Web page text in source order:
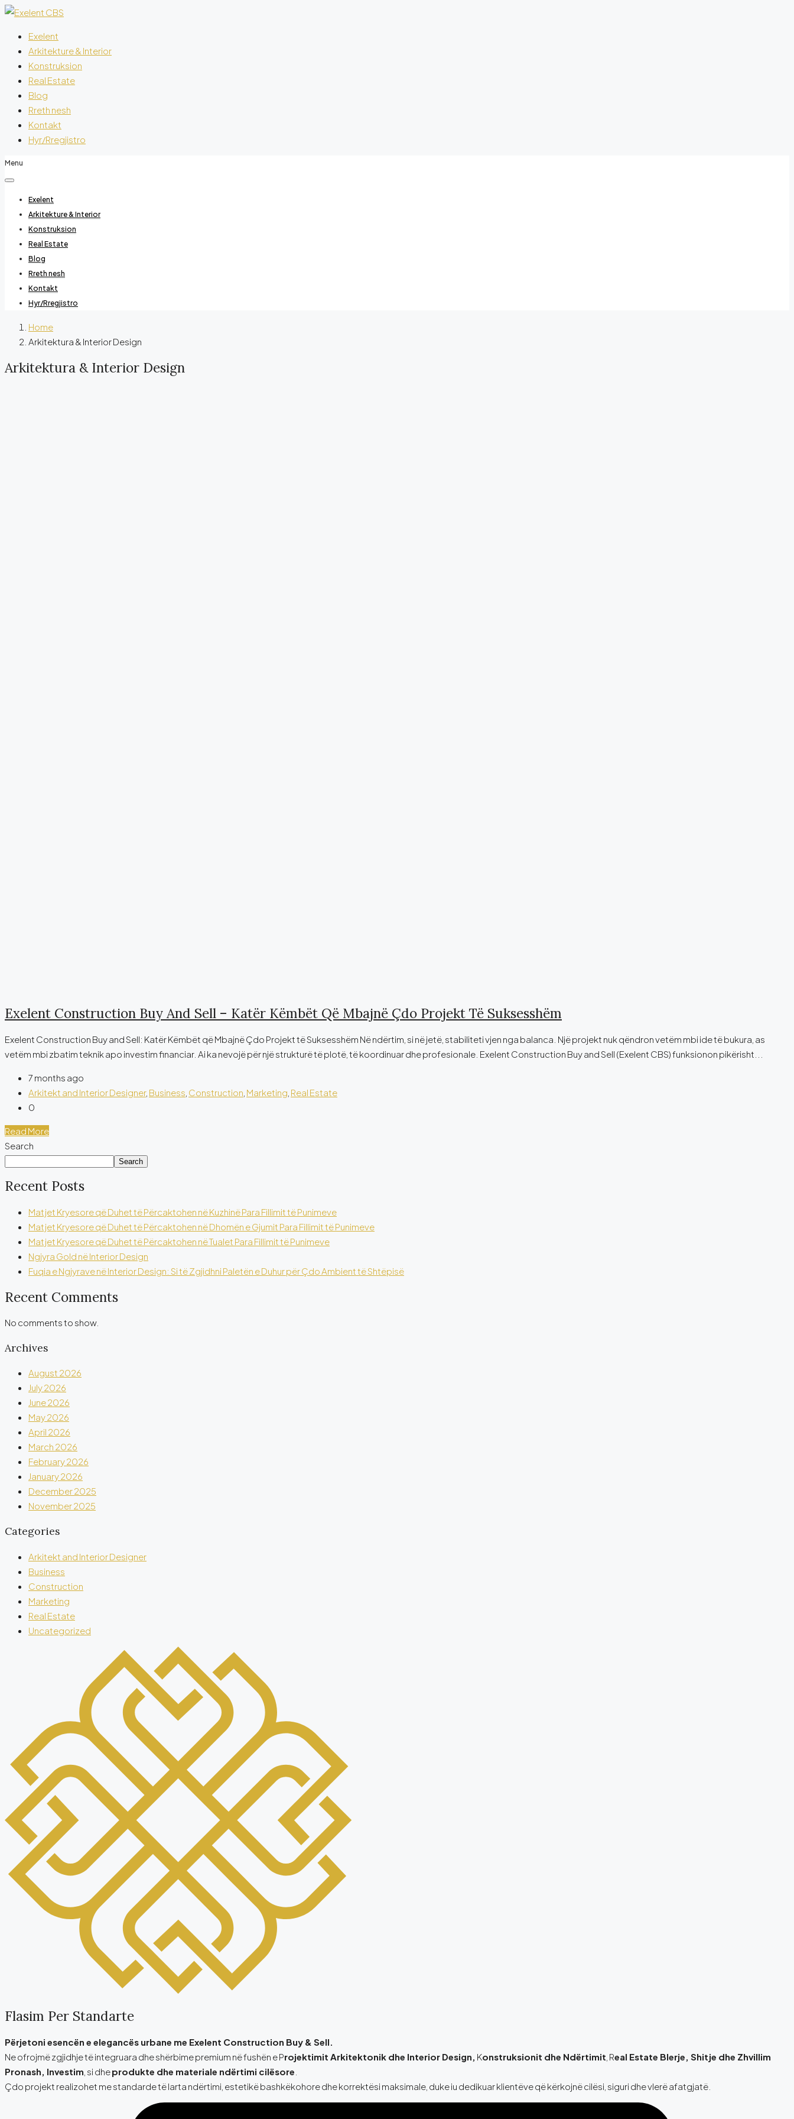
Exelent
Arkitekture & Interior
Konstruksion
Real Estate
Blog
Rreth nesh
Kontakt
Hyr/Rregjistro
Menu
Exelent
Arkitekture & Interior
Konstruksion
Real Estate
Blog
Rreth nesh
Kontakt
Hyr/Rregjistro
Home
Arkitektura & Interior Design
Arkitektura & Interior Design
Exelent Construction Buy And Sell – Katër Këmbët Që Mbajnë Çdo Projekt Të Suksesshëm
Exelent Construction Buy and Sell: Katër Këmbët që Mbajnë Çdo Projekt të Suksesshëm Në ndërtim, si në jetë, stabiliteti vjen nga balanca. Një projekt nuk qëndron vetëm mbi ide të bukura, as
vetëm mbi zbatim teknik apo investim financiar. Ai ka nevojë për një strukturë të plotë, të koordinuar dhe profesionale. Exelent Construction Buy and Sell (Exelent CBS) funksionon pikërisht...
7 months ago
Arkitekt and Interior Designer, Business Construction Marketing Real Estate
0
Read More
Search
Search
Recent Posts
Matjet Kryesore që Duhet të Përcaktohen në Kuzhinë Para Fillimit të Punimeve
Matjet Kryesore që Duhet të Përcaktohen në Dhomën e Gjumit Para Fillimit të Punimeve
Matjet Kryesore që Duhet të Përcaktohen në Tualet Para Fillimit të Punimeve
Ngjyra Gold në Interior Design
Fuqia e Ngjyrave në Interior Design: Si të Zgjidhni Paletën e Duhur për Çdo Ambient të Shtëpisë
Recent Comments
No comments to show.
Archives
August 2026
July 2026
June 2026
May 2026
April 2026
March 2026
February 2026
January 2026
December 2025
November 2025
Categories
Arkitekt and Interior Designer
Business
Construction
Marketing
Real Estate
Uncategorized
Flasim Per Standarte
Përjetoni esencën e elegancës urbane me Exelent Construction Buy & Sell.
Ne ofrojmë zgjidhje të integruara dhe shërbime premium në fushën e Projektimit Arkitektonik dhe Interior Design, Konstruksionit dhe Ndërtimit , Real Estate Blerje, Shitje dhe Zhvillim
Pronash, Investim , si dheprodukte dhe materiale ndërtimi cilësore
Çdo projekt realizohet me standarde të larta ndërtimi, estetikë bashkëkohore dhe korrektësi maksimale, duke iu dedikuar klientëve që kërkojnë cilësi, siguri dhe vlerë afatgjatë.